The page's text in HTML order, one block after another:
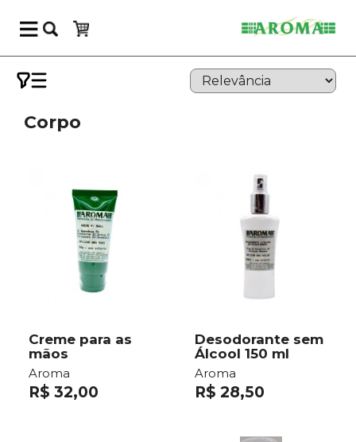
Corpo
Creme para as
mãos
Aroma
R$ 32,00
Desodorante sem
Álcool 150 ml
Aroma
R$ 28,50